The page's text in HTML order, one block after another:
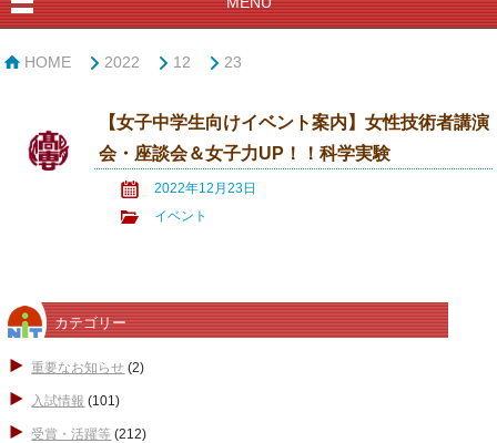
HOME 2022 12 23
【女子中学生向けイベント案内】女性技術者講演
会・座談会＆女子力UP！！科学実験
2022年12月23日
イベント
カテゴリー
重要なお知らせ (2)
入試情報 (101)
受賞・活躍等 (212)